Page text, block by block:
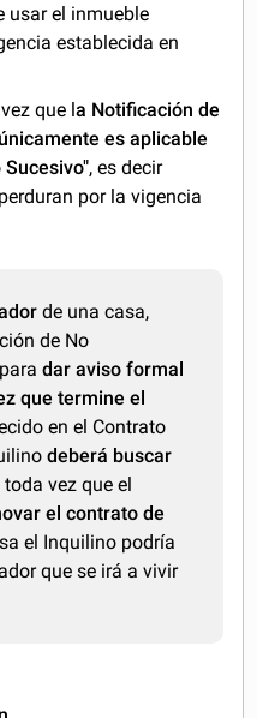
usar el inmueble
establecida en
que la Notificación de
es aplicable
, es decir
por la vigencia
de una casa,
de No
dar aviso formal
que termine el
en el Contrato
deberá buscar
toda vez que el
el contrato de
el Inquilino podría
que se irá a vivir